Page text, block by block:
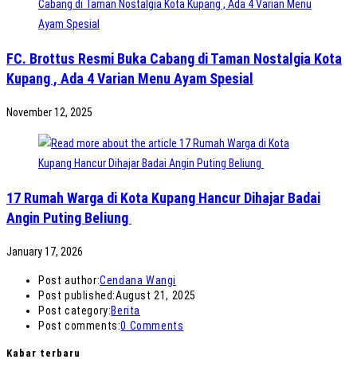
FC. Brottus Resmi Buka Cabang di Taman Nostalgia Kota
Kupang , Ada 4 Varian Menu Ayam Spesial
November 12, 2025
17 Rumah Warga di Kota Kupang Hancur Dihajar Badai
Angin Puting Beliung
January 17, 2026
Post author:Cendana Wangi
Post published:August 21, 2025
Post category:Berita
Post comments:0 Comments
Kabar terbaru